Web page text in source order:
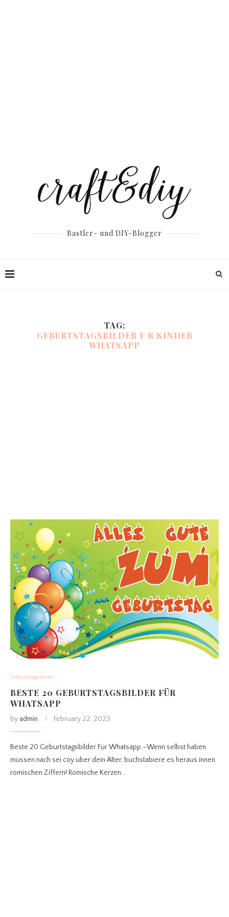
Bastler- und DIY-Blogger
TAG:
GEBURTSTAGSBILDER F R KINDER
WHATSAPP
Geburtstagsideen
BESTE 20 GEBURTSTAGSBILDER FÜR
WHATSAPP
by admin February 22, 2023
Beste 20 Geburtstagsbilder Für Whatsapp –Wenn selbst haben
müssen nach sei coy über dein Alter, buchstabiere es heraus innen
römischen Ziffern! Römische Kerzen…